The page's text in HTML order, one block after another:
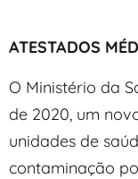
ATESTADOS
O Ministério da
de 2020, um
unidades de
contaminação